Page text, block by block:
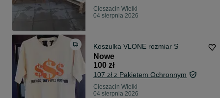
Cieszacin Wielki
04 sierpnia 2026
Koszulka VLONE rozmiar S
Nowe
100 zł
107 zł z Pakietem Ochronnym
Cieszacin Wielki
04 sierpnia 2026